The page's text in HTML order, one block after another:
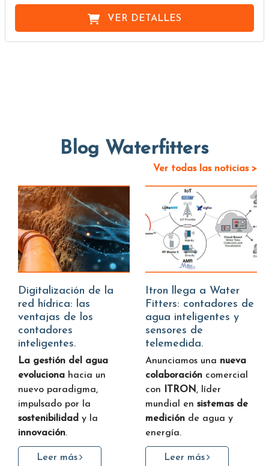
VER DETALLES
Blog Waterfitters
Ver todas las noticias >
Digitalización de la
red hídrica: las
ventajas de los
contadores
inteligentes.
La gestión del agua
evoluciona hacia un
nuevo paradigma,
impulsado por la
sostenibilidad y la
innovación.
Leer más
Itron llega a Water
Fitters: contadores de
agua inteligentes y
sensores de
telemedida.
Anunciamos una nueva
colaboración comercial
con
ITRON, líder
mundial en sistemas de
medición de agua y
energía.
Leer más